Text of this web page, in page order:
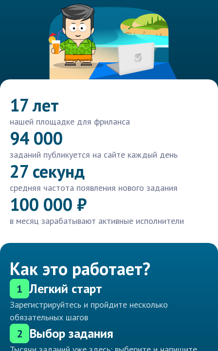
17 лет
нашей площадке для фриланса
94 000
заданий публикуется на сайте каждый день
27 секунд
средняя частота появления нового задания
100 000 ₽
в месяц зарабатывают активные исполнители
Как это работает?
1 Легкий старт
Зарегистрируйтесь и пройдите несколько
обязательных шагов
2 Выбор задания